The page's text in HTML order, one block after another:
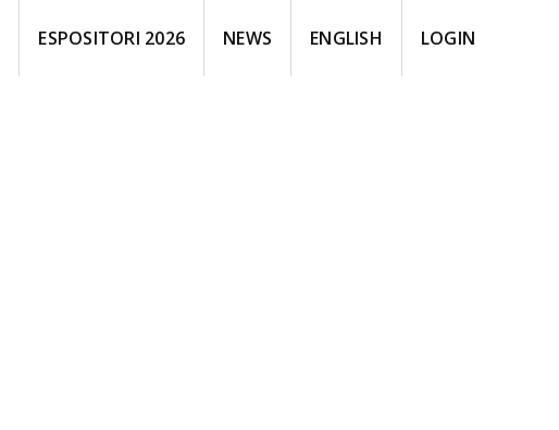
ESPOSITORI 2026 NEWS ENGLISH LOGIN